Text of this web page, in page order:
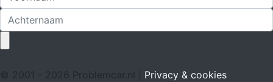
© 2001 - 2026 Problemcar.nl | Privacy & cookies